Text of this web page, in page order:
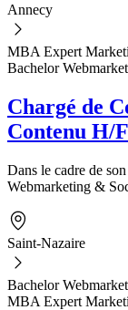
Annecy
MBA Expert
Bachelor
Chargé de
Contenu H/F
Dans le cadre de
Webmarketing &
Saint-Nazaire
Bachelor
MBA Expert